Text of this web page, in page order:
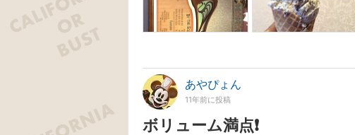
あやぴょん
11年前に投稿
ボリューム満点❗